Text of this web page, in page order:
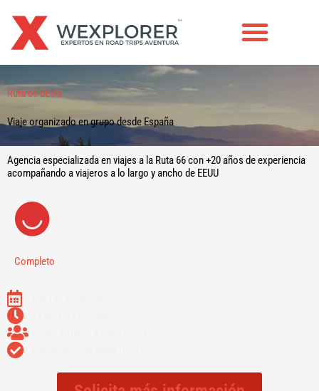
contenido
Ruta 66 EEUU
Viaje organizado en grupo desde España
Agencia especializada en viajes a la Ruta 66 con +20 años de experiencia
acompañando a viajeros a lo largo y ancho de EEUU
Completo